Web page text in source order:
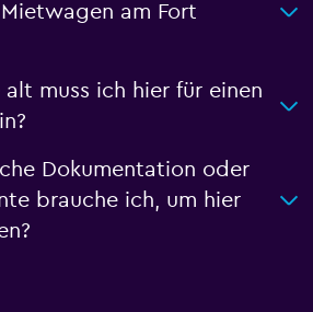
am Fort
alt muss ich hier für einen
Dokumentation oder
brauche ich, um hier